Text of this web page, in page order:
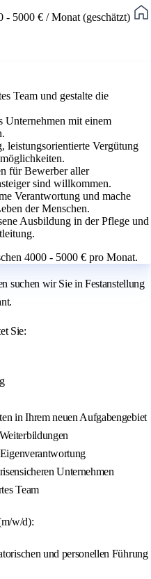
- 5000 € / Monat (geschätzt)
Team und gestalte die
Unternehmen mit einem
leistungsorientierte Vergütung
für Bewerber aller
sind willkommen.
Verantwortung und mache
der Menschen.
Ausbildung in der Pflege und
4000 - 5000 € pro Monat.
suchen wir Sie in Festanstellung
Sie:
in Ihrem neuen Aufgabengebiet
Unternehmen
Team
w/d):
und personellen Führung